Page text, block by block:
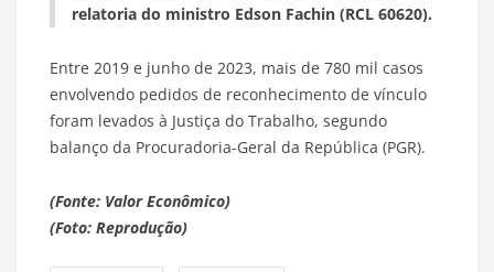
relatoria do ministro Edson Fachin (RCL 60620).
Entre 2019 e junho de 2023, mais de 780 mil casos
envolvendo pedidos de reconhecimento de vínculo
foram levados à Justiça do Trabalho, segundo
balanço da Procuradoria-Geral da República (PGR).
(Fonte: Valor Econômico)
(Foto: Reprodução)